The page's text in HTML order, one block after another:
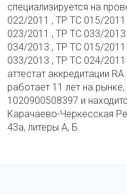
специализируется на
022/2011 , ТР ТС 015/
023/2011 , ТР ТС 033/
034/2013 , ТР ТС 015/
033/2013 , ТР ТС 024/
аттестат аккредитации
работает 11 лет на
1020900508397 и
Карачаево-Черкесская
43а, литеры А, Б.